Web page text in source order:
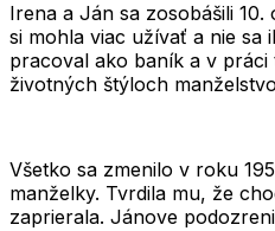
Irena a Ján sa zosobášili
si mohla viac užívať a nie
pracoval ako baník a v práci
životných štýloch
Všetko sa zmenilo v roku
manželky. Tvrdila mu, že
zaprierala. Jánove